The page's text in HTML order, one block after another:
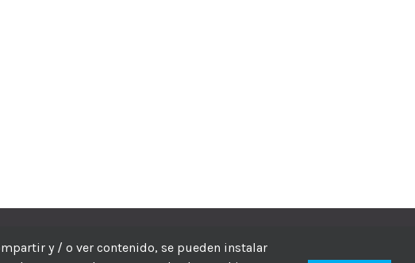
los derechos reservados
y / o ver contenido, se pueden instalar